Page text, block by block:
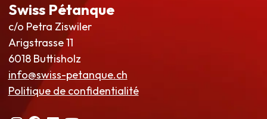
Swiss Pétanque
c/o Petra Ziswiler
Arigstrasse 11
6018 Buttisholz
info@swiss-petanque.ch
Politique de confidentialité